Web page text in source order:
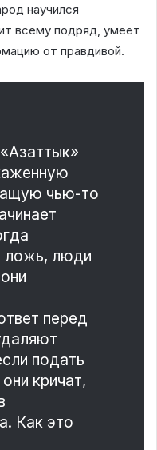
научился
всему подряд, умеет
от правдивой.
чью-то
ложь, люди
перед
подать
кричат,
Как это